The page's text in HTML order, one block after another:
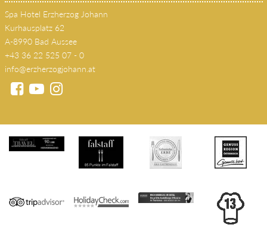
Spa Hotel Erzherzog Johann
Kurhausplatz 62
A-8990 Bad Aussee
+43 36 22 525 07 - 0
info@erzherzogjohann.at